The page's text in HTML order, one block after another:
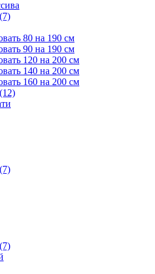
80 на 190 см
90 на 190 см
120 на 200 см
140 на 200 см
160 на 200 см